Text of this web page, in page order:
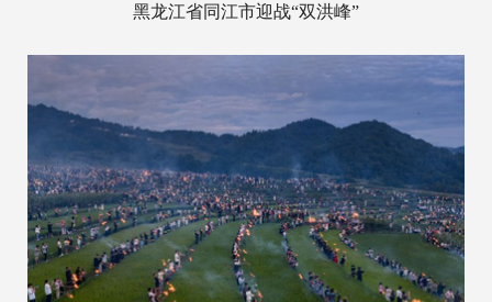
黑龙江省同江市迎战“双洪峰”